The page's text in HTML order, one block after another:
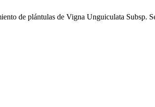
de plántulas de Vigna Unguiculata Subsp.